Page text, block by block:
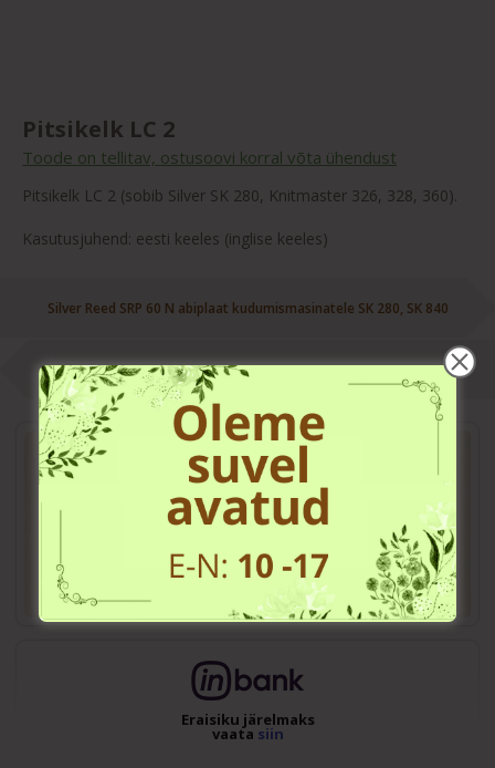
Pitsikelk LC 2
Toode on tellitav, ostusoovi korral võta ühendust
Pitsikelk LC 2 (sobib Silver SK 280, Knitmaster 326, 328, 360).
Kasutusjuhend: eesti keeles (inglise keeles)
Silver Reed SRP 60 N abiplaat kudumismasinatele SK 280, SK 840
Pitsikelk LC 840
Eraisiku järelmaks
vaata siin